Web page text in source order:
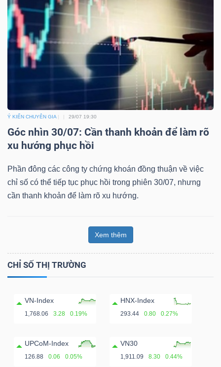
Ý KIẾN CHUYÊN GIA 29/07 19:30
Góc nhìn 30/07: Cần thanh khoản để làm rõ
xu hướng phục hồi
Phần đông các công ty chứng khoán đồng thuận về việc
chỉ số có thể tiếp tục phục hồi trong phiên 30/07, nhưng
cần thanh khoản để làm rõ xu hướng.
Xem thêm
CHỈ SỐ THỊ TRƯỜNG
VN-Index
1,768.06 3.28 0.19%
HNX-Index
293.44 0.80 0.27%
UPCoM-Index
126.88 0.06 0.05%
VN30
1,911.09 8.30 0.44%